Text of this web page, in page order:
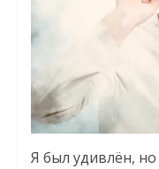
Я был удивлён,